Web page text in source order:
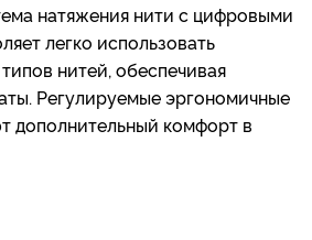
натяжения нити с цифровыми
легко использовать
нитей, обеспечивая
Регулируемые эргономичные
дополнительный комфорт в